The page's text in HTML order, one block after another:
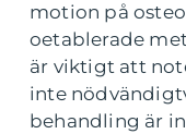
motion på
oetablerade
är viktigt att
inte
behandling är